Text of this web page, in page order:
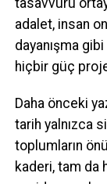
tasavvuru
adalet, insan
dayanışma
hiçbir güç
Daha önceki
tarih yalnızca
toplumların
kaderi, tam da